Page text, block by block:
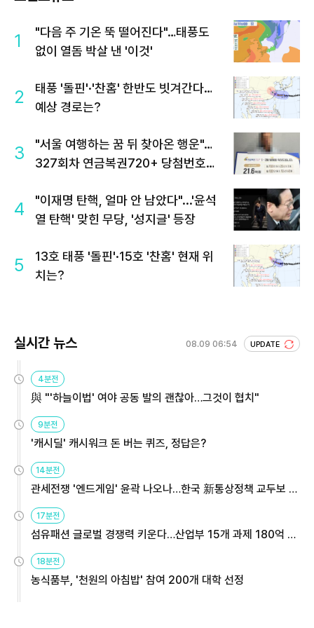
1
"다음 주 기온 뚝 떨어진다"…태풍도
없이 열돔 박살 낸 '이것'
2
태풍 '돌핀'·'찬홈' 한반도 빗겨간다…
예상 경로는?
3
"서울 여행하는 꿈 뒤 찾아온 행운"…
327회차 연금복권720+ 당첨번호조
4
"이재명 탄핵, 얼마 안 남았다"...'윤석
열 탄핵' 맞힌 무당, '성지글' 등장
5
13호 태풍 '돌핀'·15호 '찬홈' 현재 위
치는?
실시간 뉴스 08.09 06:54 UPDATE
4분전
與 "'하늘이법' 여야 공동 발의 괜찮아…그것이 협치"
9분전
'캐시딜' 캐시워크 돈 버는 퀴즈, 정답은?
14분전
관세전쟁 '엔드게임' 윤곽 나오나…한국 新통상정책 교두보 활
17분전
섬유패션 글로벌 경쟁력 키운다…산업부 15개 과제 180억 지
18분전
농식품부, '천원의 아침밥' 참여 200개 대학 선정